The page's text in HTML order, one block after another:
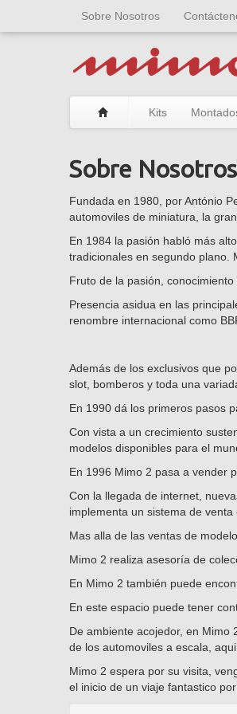
Sobre Nosotros
Kits
Sobre Nosotros
Fundada en 1980, por António
automoviles de miniatura, la
En 1984 la pasión habló más
tradicionales en segundo plano.
Fruto de la pasión,
Presencia asidua en las
renombre internacional como
Además de los exclusivos que
slot, bomberos y toda una
En 1990 dá los primeros pasos
Con vista a un crecimiento
modelos disponibles para el
En 1996 Mimo 2 pasa a vender
Con la llegada de internet,
implementa un sistema de
Mas alla de las ventas de
Mimo 2 realiza asesoría de
En Mimo 2 también puede
En este espacio puede tener
De ambiente acojedor, en Mimo
de los automoviles a escala,
Mimo 2 espera por su visita,
el inicio de un viaje fantastico